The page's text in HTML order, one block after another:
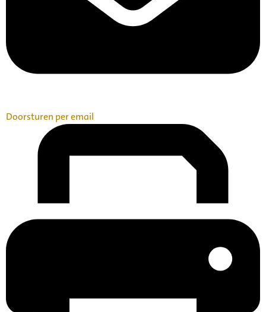
Doorsturen per email